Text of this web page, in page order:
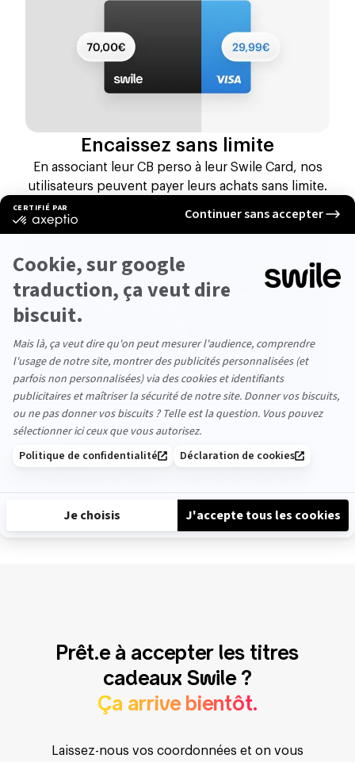
Encaissez sans limite
En associant leur CB perso à leur Swile Card, nos
utilisateurs peuvent payer leurs achats sans limite.
En ligne comme en magasin les paniers moyens
Attirez de nouveaux clients
Avec la carte interactive disponible sur la Swile
App, faites-vous connaitre auprès de nos
Prêt.e à accepter les titres
cadeaux Swile ?
Ça arrive bientôt.
Laissez-nous vos coordonnées et on vous